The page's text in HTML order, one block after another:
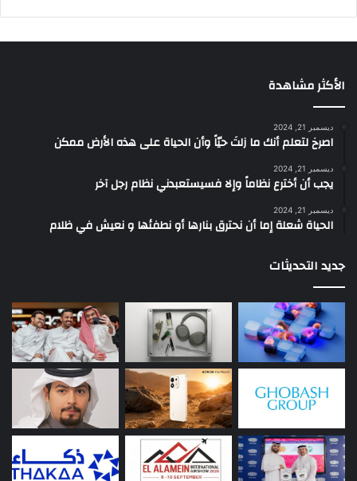
الأكثر مشاهدة
ديسمبر 21, 2024
‫اصرخ لتعلم أنك ما زلتَ حيّاً وأن الحياة على هذه الأرض ممكن
ديسمبر 21, 2024
يجب أن أخترع نظاماً وإلا فسيستعبدني نظام رجل آخر
ديسمبر 21, 2024
الحياة شعلة إما أن نحترق بنارها أو نطفئها و نعيش في ظلام
جديد التحديثات